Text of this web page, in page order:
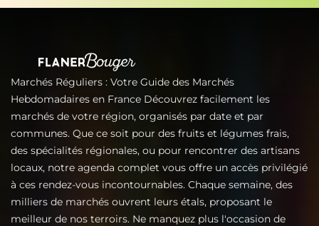
Marchés Réguliers : Votre Guide des Marchés
Hebdomadaires en France Découvrez facilement les
marchés de votre région, organisés par date et par
communes. Que ce soit pour des fruits et légumes frais,
des spécialités régionales, ou pour rencontrer des artisans
locaux, notre agenda complet vous offre un accès privilégié
à ces rendez-vous incontournables. Chaque semaine, des
milliers de marchés ouvrent leurs étals, proposant le
meilleur de nos terroirs. Ne manquez plus l'occasion de